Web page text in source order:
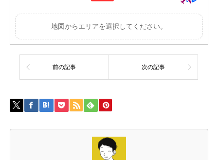
地図からエリアを選択してください。
前の記事 次の記事